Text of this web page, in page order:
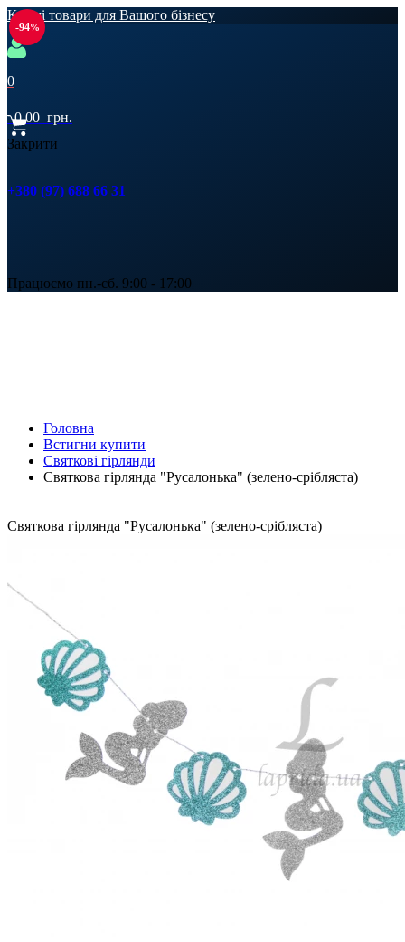
Кращі товари для Вашого бізнесу
0
0,00 грн.
Закрити
+380 (97) 688 66 31
Працюємо пн.-сб. 9:00 - 17:00
Головна
Встигни купити
Cвяткові гірлянди
Святкова гірлянда "Русалонька" (зелено-срібляста)
Святкова гірлянда "Русалонька" (зелено-срібляста)
-94